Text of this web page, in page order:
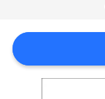
CASOS